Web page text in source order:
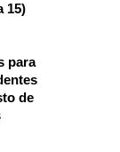
15)
para
de